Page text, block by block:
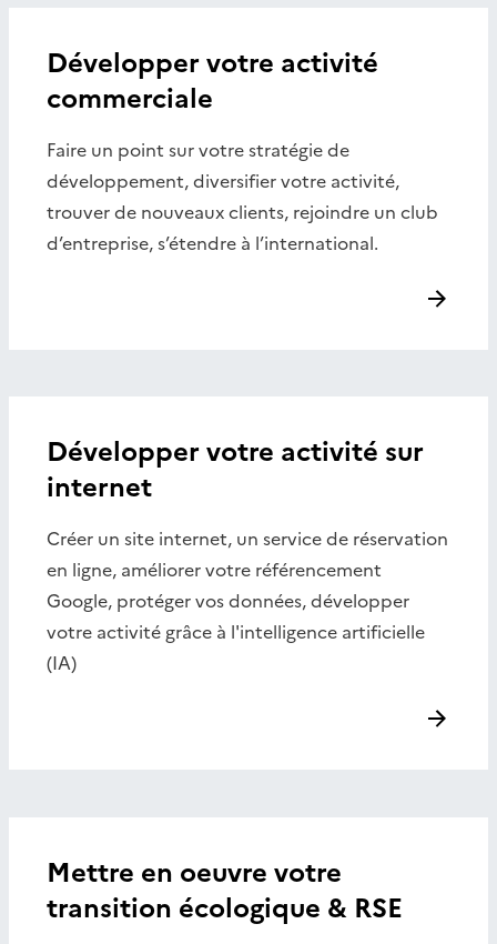
Développer votre activité
commerciale
Faire un point sur votre stratégie de
développement, diversifier votre activité,
trouver de nouveaux clients, rejoindre un club
d’entreprise, s’étendre à l’international.
Développer votre activité sur
internet
Créer un site internet, un service de réservation
en ligne, améliorer votre référencement
Google, protéger vos données, développer
votre activité grâce à l'intelligence artificielle
(IA)
Mettre en oeuvre votre
transition écologique & RSE